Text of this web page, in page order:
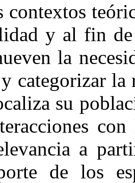
contextos
y al fin
la
categorizar la
su
a
de los